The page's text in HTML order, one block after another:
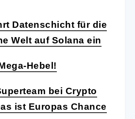
Datenschicht für die
Welt auf Solana ein
Hebel!
bei Crypto
ist Europas Chance